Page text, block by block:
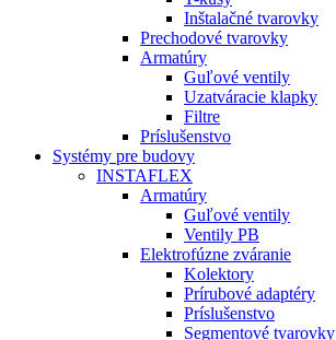
Inštalačné tvarovky
Prechodové tvarovky
Armatúry
Guľové ventily
Uzatváracie klapky
Filtre
Príslušenstvo
Systémy pre budovy
INSTAFLEX
Armatúry
Guľové ventily
Ventily PB
Elektrofúzne zváranie
Kolektory
Prírubové adaptéry
Príslušenstvo
Segmentové tvarovky